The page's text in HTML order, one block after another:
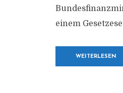
einem
WEITERLESEN